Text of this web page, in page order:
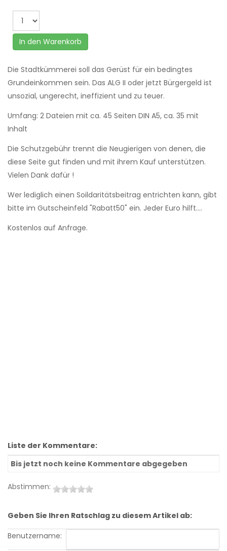
In den Warenkorb
Die Stadtkümmerei soll das Gerüst für ein bedingtes
Grundeinkommen sein. Das ALG II oder jetzt Bürgergeld ist
unsozial, ungerecht, ineffizient und zu teuer.
Umfang: 2 Dateien mit ca. 45 Seiten DIN A5, ca. 35 mit
Inhalt
Die Schutzgebühr trennt die Neugierigen von denen, die
diese Seite gut finden und mit ihrem Kauf unterstützen.
Vielen Dank dafür !
Wer lediglich einen Soildaritätsbeitrag entrichten kann, gibt
bitte im Gutscheinfeld "Rabatt50" ein. Jeder Euro hilft....
Kostenlos auf Anfrage.
Liste der Kommentare:
Bis jetzt noch keine Kommentare abgegeben
Abstimmen:
Geben Sie Ihren Ratschlag zu diesem Artikel ab:
Benutzername: